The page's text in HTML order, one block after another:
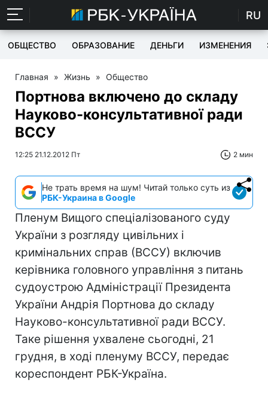
RU
ОБЩЕСТВО ОБРАЗОВАНИЕ ДЕНЬГИ ИЗМЕНЕНИЯ
Главная » Жизнь » Общество
Портнова включено до складу
Науково-консультативної ради
ВССУ
12:25 21.12.2012 Пт 2 мин
Не трать время на шум! Читай только суть из
РБК-Украина в Google
Пленум Вищого спеціалізованого суду
України з розгляду цивільних і
кримінальних справ (ВССУ) включив
керівника головного управління з питань
судоустрою Адміністрації Президента
України Андрія Портнова до складу
Науково-консультативної ради ВССУ.
Таке рішення ухвалене сьогодні, 21
грудня, в ході пленуму ВССУ, передає
кореспондент РБК-Україна.